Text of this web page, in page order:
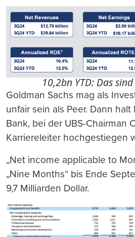
10,2bn YTD: Das
Goldman Sachs mag als
unfair sein als Peer. Dann
Bank, bei der UBS-Chairman
Karriereleiter hochgestiegen
„Net income applicable to
„Nine Months“ bis Ende
9,7 Milliarden Dollar.